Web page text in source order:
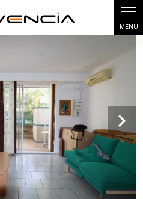
Next